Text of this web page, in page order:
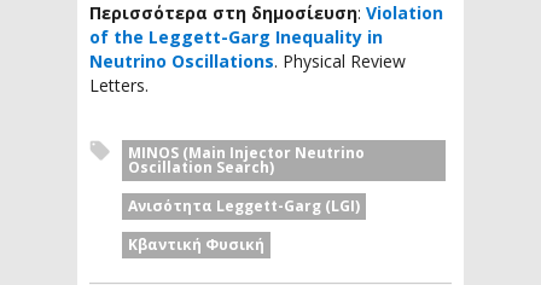
Περισσότερα στη δημοσίευση: Violation
of the Leggett-Garg Inequality in
Neutrino Oscillations. Physical Review
Letters.
MINOS (Main Injector Neutrino
Oscillation Search)
Ανισότητα Leggett-Garg (LGI)
Κβαντική Φυσική